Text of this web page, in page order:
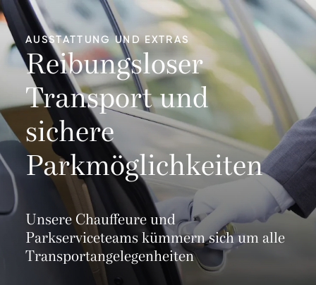
AUSSTATTUNG UND EXTRAS
Reibungsloser
Transport und
sichere
Parkmöglichkeiten
Unsere Chauffeure und
Parkserviceteams kümmern sich um alle
Transportangelegenheiten